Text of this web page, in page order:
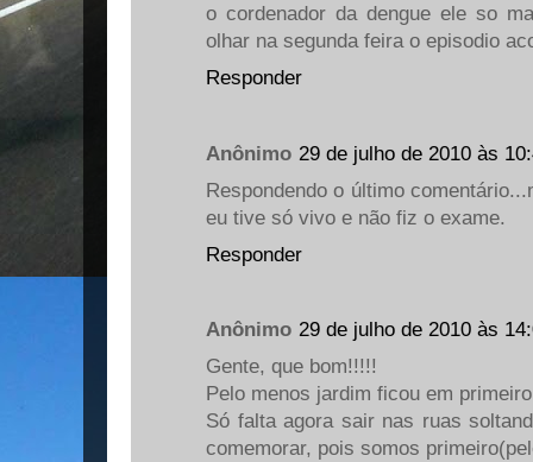
o cordenador da dengue ele so
olhar na segunda feira o episodio
Responder
Anônimo 29 de julho de 2010 às
Respondendo o último
eu tive só vivo e não fiz o exame.
Responder
Anônimo 29 de julho de 2010 às
Gente, que bom!!!!!
Pelo menos jardim ficou em
Só falta agora sair nas ruas
comemorar, pois somos